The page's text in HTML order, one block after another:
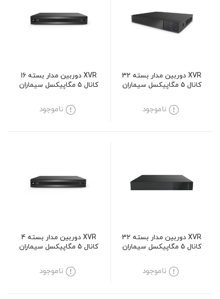
XVR دوربین مدار بسته 32
کانال 5 مگاپیکسل سیماران
ناموجود
XVR دوربین مدار بسته 16
کانال 5 مگاپیکسل سیماران
ناموجود
XVR دوربین مدار بسته 32
کانال 5 مگاپیکسل سیماران
ناموجود
XVR دوربین مدار بسته 4
کانال 5 مگاپیکسل سیماران
ناموجود